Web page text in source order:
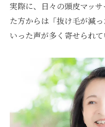
抜け毛対策に役
頭皮環境改善で
説
育毛に適した洗
介
見落としがちな
ストレス緩和で育毛
育毛に必要なス
実際に、日々の頭皮マッ
た方からは「抜け毛が減
いった声が多く寄せられて